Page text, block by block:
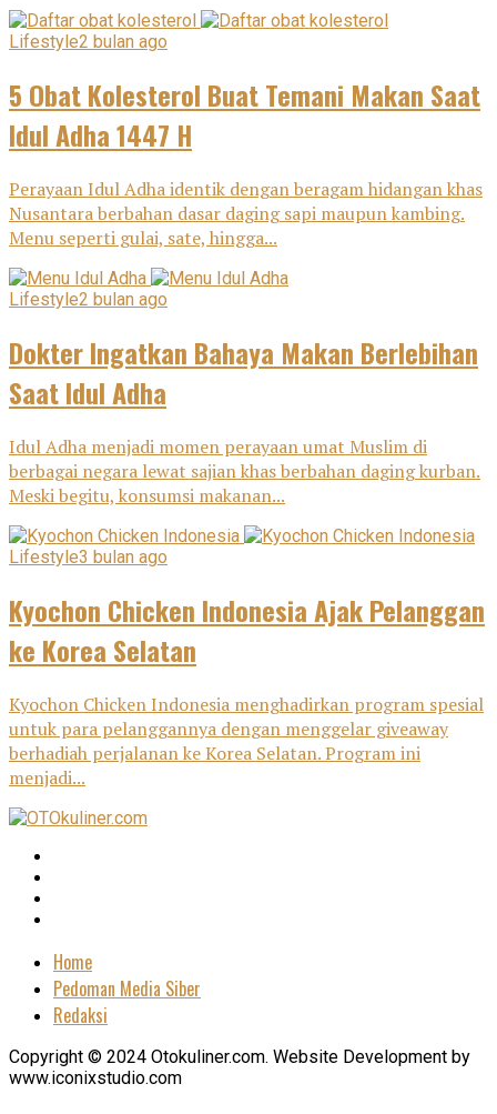
Lifestyle2 bulan ago
5 Obat Kolesterol Buat Temani Makan Saat
Idul Adha 1447 H
Perayaan Idul Adha identik dengan beragam hidangan khas
Nusantara berbahan dasar daging sapi maupun kambing.
Menu seperti gulai, sate, hingga...
Lifestyle2 bulan ago
Dokter Ingatkan Bahaya Makan Berlebihan
Saat Idul Adha
Idul Adha menjadi momen perayaan umat Muslim di
berbagai negara lewat sajian khas berbahan daging kurban.
Meski begitu, konsumsi makanan...
Lifestyle3 bulan ago
Kyochon Chicken Indonesia Ajak Pelanggan
ke Korea Selatan
Kyochon Chicken Indonesia menghadirkan program spesial
untuk para pelanggannya dengan menggelar giveaway
berhadiah perjalanan ke Korea Selatan. Program ini
menjadi...
Home
Pedoman Media Siber
Redaksi
Copyright © 2024 Otokuliner.com. Website Development by
www.iconixstudio.com